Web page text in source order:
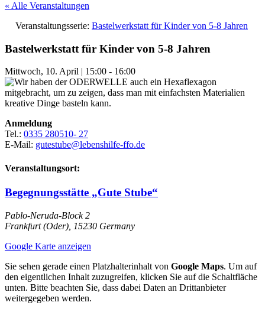
« Alle Veranstaltungen
Veranstaltungsserie: Bastelwerkstatt für Kinder von 5-8 Jahren
Bastelwerkstatt für Kinder von 5-8 Jahren
Mittwoch, 10. April | 15:00 - 16:00
Anmeldung
Tel.: 0335 280510- 27
E-Mail: gutestube@lebenshilfe-ffo.de
Veranstaltungsort:
Begegnungsstätte „Gute Stube“
Pablo-Neruda-Block 2
Frankfurt (Oder) 15230 Germany
Google Karte anzeigen
Sie sehen gerade einen Platzhalterinhalt von Google Maps. Um auf
den eigentlichen Inhalt zuzugreifen, klicken Sie auf die Schaltfläche
unten. Bitte beachten Sie, dass dabei Daten an Drittanbieter
weitergegeben werden.